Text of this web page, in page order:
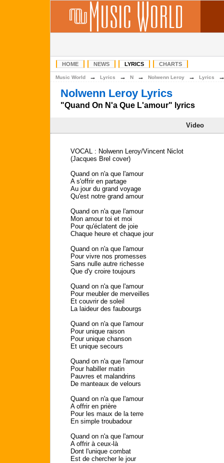
HOME NEWS LYRICS CHARTS
Music World → Lyrics → N → Nolwenn Leroy → Lyrics
Nolwenn Leroy Lyrics
"Quand On N'a Que L'amour" lyrics
Video
VOCAL : Nolwenn Leroy/Vincent Niclot
(Jacques Brel cover)
Quand on n'a que l'amour
A s'offrir en partage
Au jour du grand voyage
Qu'est notre grand amour
Quand on n'a que l'amour
Mon amour toi et moi
Pour qu'éclatent de joie
Chaque heure et chaque jour
Quand on n'a que l'amour
Pour vivre nos promesses
Sans nulle autre richesse
Que d'y croire toujours
Quand on n'a que l'amour
Pour meubler de merveilles
Et couvrir de soleil
La laideur des faubourgs
Quand on n'a que l'amour
Pour unique raison
Pour unique chanson
Et unique secours
Quand on n'a que l'amour
Pour habiller matin
Pauvres et malandrins
De manteaux de velours
Quand on n'a que l'amour
A offrir en prière
Pour les maux de la terre
En simple troubadour
Quand on n'a que l'amour
A offrir à ceux-là
Dont l'unique combat
Est de chercher le jour